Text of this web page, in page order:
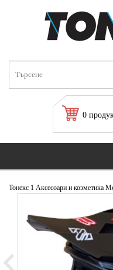
0
Тонекс 1 Аксесоари и козметика